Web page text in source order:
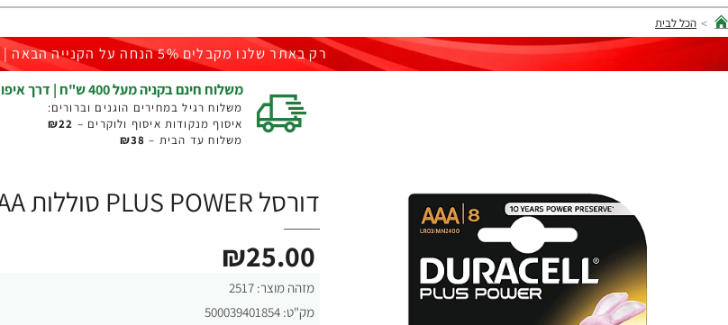
home
הכל לבית
רק באתר שלנו מקבלים 5% הנחה על הקנייה הבאה |
משלוח חינם בקניה מעל 400 ש"ח | דרך איפוסט עד 5 ק"ג
משלוח רגיל במחירים הוגנים וברורים:
איסוף מנקודות איסוף ולוקרים – ₪22
משלוח עד הבית – ₪38
דורסל PLUS POWER סוללות AAA אריזת 8 יחידות - מבית Duracell
מזהה מוצר: 2517
מק"ט: 500039401854
₪25.00